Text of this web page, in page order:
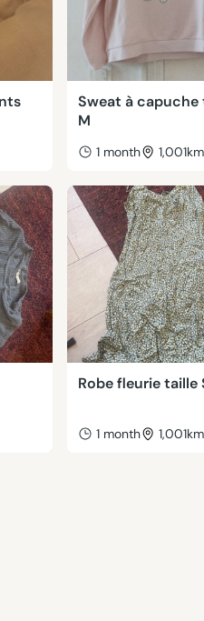
Sweat à capuche
M
1 month 1,001km
Robe fleurie taille
1 month 1,001km